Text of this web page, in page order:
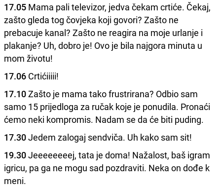
17.05 Mama pali televizor, jedva čekam crtiće. Čekaj,
zašto gleda tog čovjeka koji govori? Zašto ne
prebacuje kanal? Zašto ne reagira na moje urlanje i
plakanje? Uh, dobro je! Ovo je bila najgora minuta u
mom životu!
17.06 Crtićiiiii!
17.10Zašto je mama tako frustrirana? Odbio sam
samo 15 prijedloga za ručak koje je ponudila. Pronaći
ćemo neki kompromis. Nadam se da će biti puding.
17.30Jedem zalogaj sendviča. Uh kako sam sit!
19.30Jeeeeeeeej, tata je doma! Nažalost, baš igram
igricu, pa ga ne mogu sad pozdraviti. Neka on dođe k
meni.